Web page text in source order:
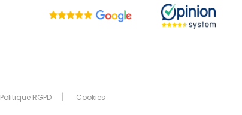
Politique RGPD Cookies